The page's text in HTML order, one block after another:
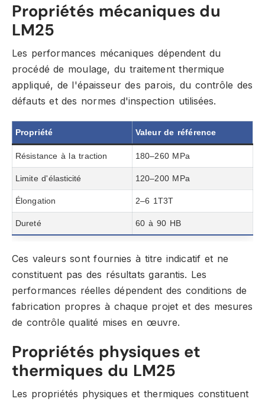
Propriétés mécaniques du
LM25
Les performances mécaniques dépendent du
procédé de moulage, du traitement thermique
appliqué, de l'épaisseur des parois, du contrôle des
défauts et des normes d'inspection utilisées.
Propriété Valeur de référence
Résistance à la traction 180–260 MPa
Limite d'élasticité 120–200 MPa
Élongation 2–6 1T3T
Dureté 60 à 90 HB
Ces valeurs sont fournies à titre indicatif et ne
constituent pas des résultats garantis. Les
performances réelles dépendent des conditions de
fabrication propres à chaque projet et des mesures
de contrôle qualité mises en œuvre.
Propriétés physiques et
thermiques du LM25
Les propriétés physiques et thermiques constituent